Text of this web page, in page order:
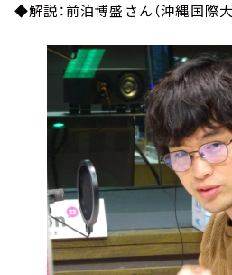
◆解説：前泊博盛さん（沖縄国際